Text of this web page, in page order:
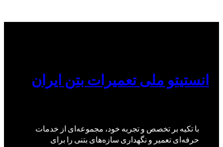
انستیتو ملی تعمیرات بتن ایران
با تکیه بر تخصص و تجربه خود، مجموعه‌ای از خدمات
حرفه‌ای تعمیر و نگهداری سازه‌های بتنی را برای